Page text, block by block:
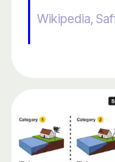
Wikipedia,